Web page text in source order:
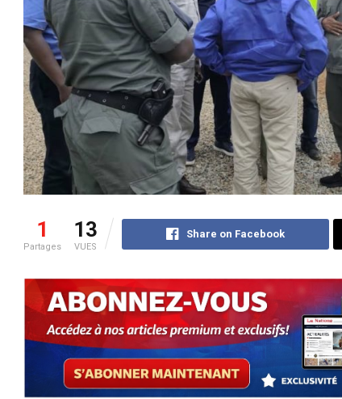
1
Partages
13
VUES
Share on Facebook